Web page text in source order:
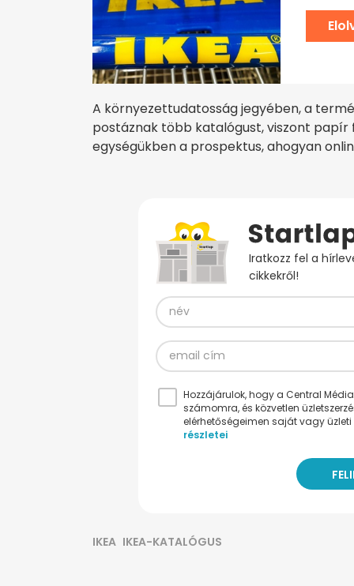
A környezettudatosság jegyében, a
postáznak több katalógust, viszont
egységükben a prospektus, ahogyan
Iratkozz fel a
cikkekről!
Hozzájárulok, hogy a Central
számomra, és közvetlen
elérhetőségeimen saját vagy
részletei
IKEA IKEA-KATALÓGUS